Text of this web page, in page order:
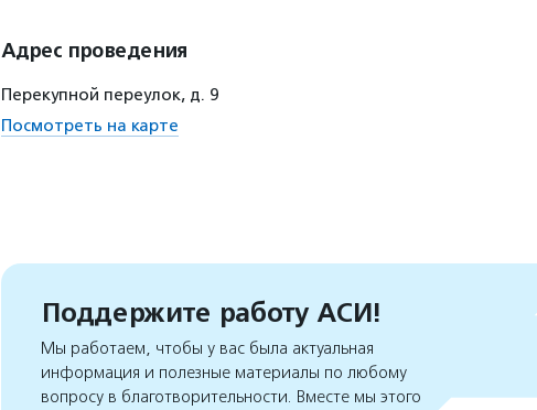
Адрес проведения
Перекупной переулок, д. 9
Посмотреть на карте
Поддержите работу АСИ!
Мы работаем, чтобы у вас была актуальная
информация и полезные материалы по любому
вопросу в благотворительности. Вместе мы этого